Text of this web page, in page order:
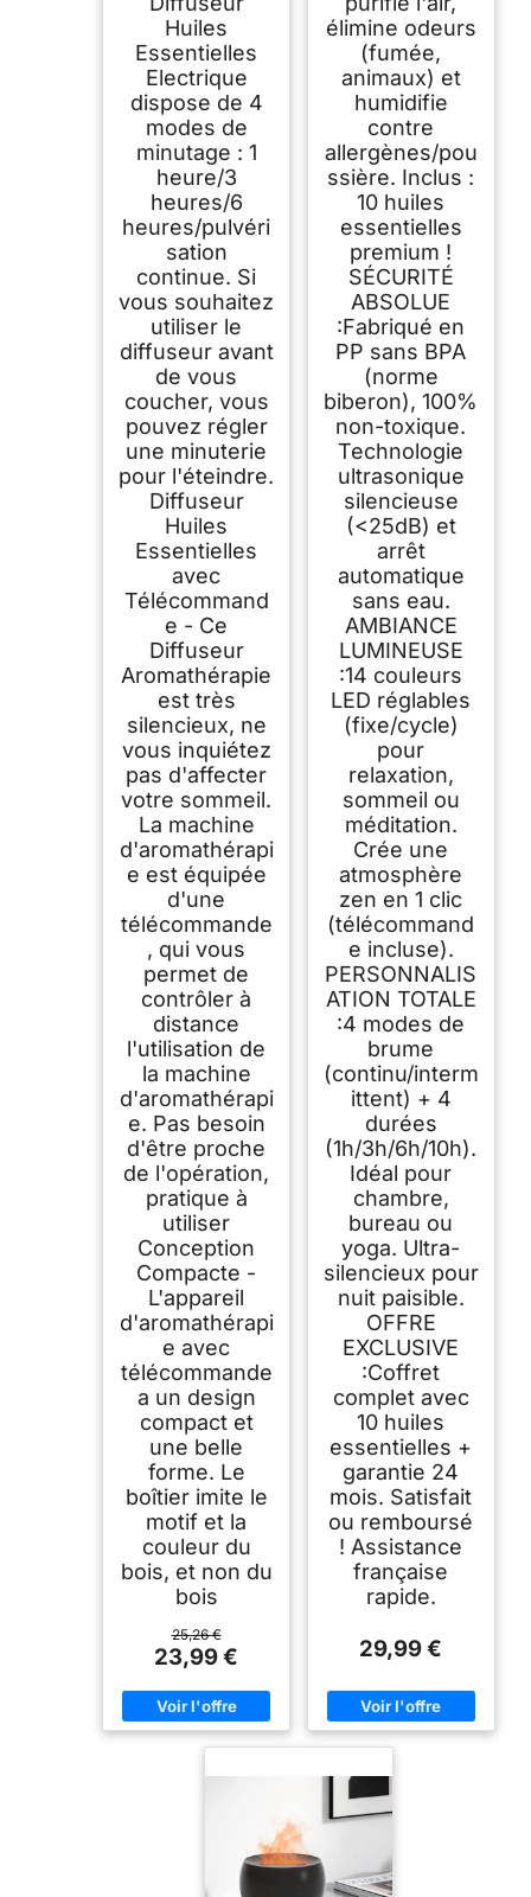
Huiles
Essentielles
Electrique
dispose de 4
modes de
minutage : 1
heure/3
heures/6
heures/pulvéri
sation
continue. Si
vous souhaitez
utiliser le
diffuseur avant
de vous
coucher, vous
pouvez régler
une minuterie
pour l'éteindre.
Diffuseur
Huiles
Essentielles
avec
Télécommand
e - Ce
Diffuseur
Aromathérapie
est très
silencieux, ne
vous inquiétez
pas d'affecter
votre sommeil.
La machine
d'aromathérapi
e est équipée
d'une
télécommande
, qui vous
permet de
contrôler à
distance
l'utilisation de
la machine
d'aromathérapi
e. Pas besoin
d'être proche
de l'opération,
pratique à
utiliser
Conception
Compacte -
L'appareil
d'aromathérapi
e avec
télécommande
a un design
compact et
une belle
forme. Le
boîtier imite le
motif et la
couleur du
bois, et non du
bois
25,26 €
23,99 €
élimine odeurs
(fumée,
animaux) et
humidifie
contre
allergènes/pou
ssière. Inclus :
10 huiles
essentielles
premium !
SÉCURITÉ
ABSOLUE
:Fabriqué en
PP sans BPA
(norme
biberon), 100%
non-toxique.
Technologie
ultrasonique
silencieuse
(<25dB) et
arrêt
automatique
sans eau.
AMBIANCE
LUMINEUSE
:14 couleurs
LED réglables
(fixe/cycle)
pour
relaxation,
sommeil ou
méditation.
Crée une
atmosphère
zen en 1 clic
(télécommand
e incluse).
PERSONNALIS
ATION TOTALE
:4 modes de
brume
(continu/interm
ittent) + 4
durées
(1h/3h/6h/10h).
Idéal pour
chambre,
bureau ou
yoga. Ultra-
silencieux pour
nuit paisible.
OFFRE
EXCLUSIVE
:Coffret
complet avec
10 huiles
essentielles +
garantie 24
mois. Satisfait
ou remboursé
! Assistance
française
rapide.
29,99 €